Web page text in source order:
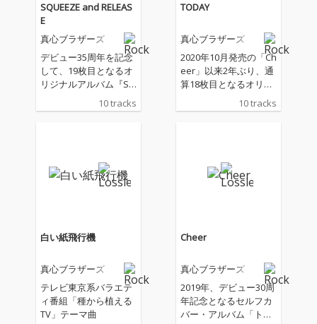
SQUEEZE and RELEAS
E
真心ブラザーズ
デビュー35周年を記念
して、19枚目となるオ
リジナルアルバム『SQ
UEEZE and RELEASE』
を発売!2022年発売『T
10 tracks
TODAY
真心ブラザーズ
2020年10月発売の「Ch
eer」以来2年ぶり、通
算18枚目となるオリジ
ナル・アルバムは、現
在テレビ東京にて放送
い紙飛行機」を含む全
10曲入り。 「TODAY」
＞が詰め込まれたアル
バムとなる。
10 tracks
白い紙飛行機
真心ブラザーズ
テレビ東京系バラエテ
ィ番組「種から植える
TV」テーマ曲
Cheer
真心ブラザーズ
2019年、デビュー30周
年記念となるセルフカ
バー・アルバム「トラ